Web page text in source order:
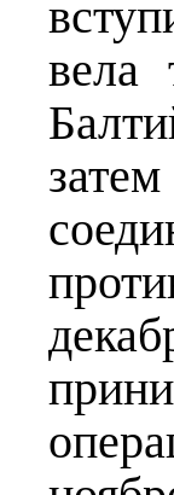
вела